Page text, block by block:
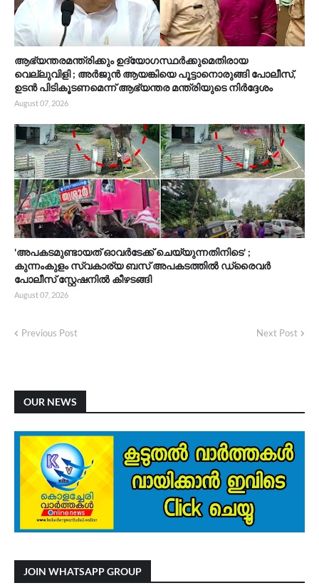
ആഭ്യന്തരമന്ത്രിക്കും ഉദ്യോഗസ്ഥർക്കുമെതിരായ
വെല്ലുവിളി ; അർജുൻ ആയങ്കിയെ പൂട്ടാനൊരുങ്ങി പോലീസ്,
ഉടൻ പിടികൂടണമെന്ന് ആഭ്യന്തര മന്ത്രിയുടെ നിർദ്ദേശം
August 07, 2026
'അപകടമുണ്ടായത് ഓവർടേക്ക് ചെയ്യുന്നതിനിടെ' ;
കുന്നംകുളം സ്വകാര്യ ബസ് അപകടത്തിൽ ഡ്രൈവർ
പോലീസ് സ്റ്റേഷനിൽ കീഴടങ്ങി
August 07, 2026
Previous Post Next Post
OUR NEWS
JOIN WHATSAPP GROUP